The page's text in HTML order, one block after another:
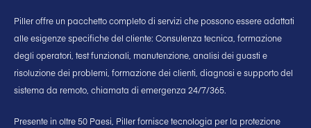
Piller offre un pacchetto completo di servizi che possono essere adattati
alle esigenze specifiche del cliente: Consulenza tecnica, formazione
degli operatori, test funzionali, manutenzione, analisi dei guasti e
risoluzione dei problemi, formazione dei clienti, diagnosi e supporto del
sistema da remoto, chiamata di emergenza 24/7/365.
Presente in oltre 50 Paesi, Piller fornisce tecnologia per la protezione